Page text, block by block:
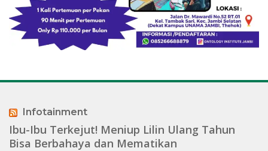
Infotainment
Ibu-Ibu Terkejut! Meniup Lilin Ulang Tahun
Bisa Berbahaya dan Mematikan